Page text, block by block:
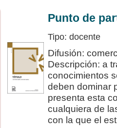
Punto de
Tipo: docente
Difusión:
Descripción: a
conocimientos
deben dominar
presenta esta
cualquiera de
con la que el